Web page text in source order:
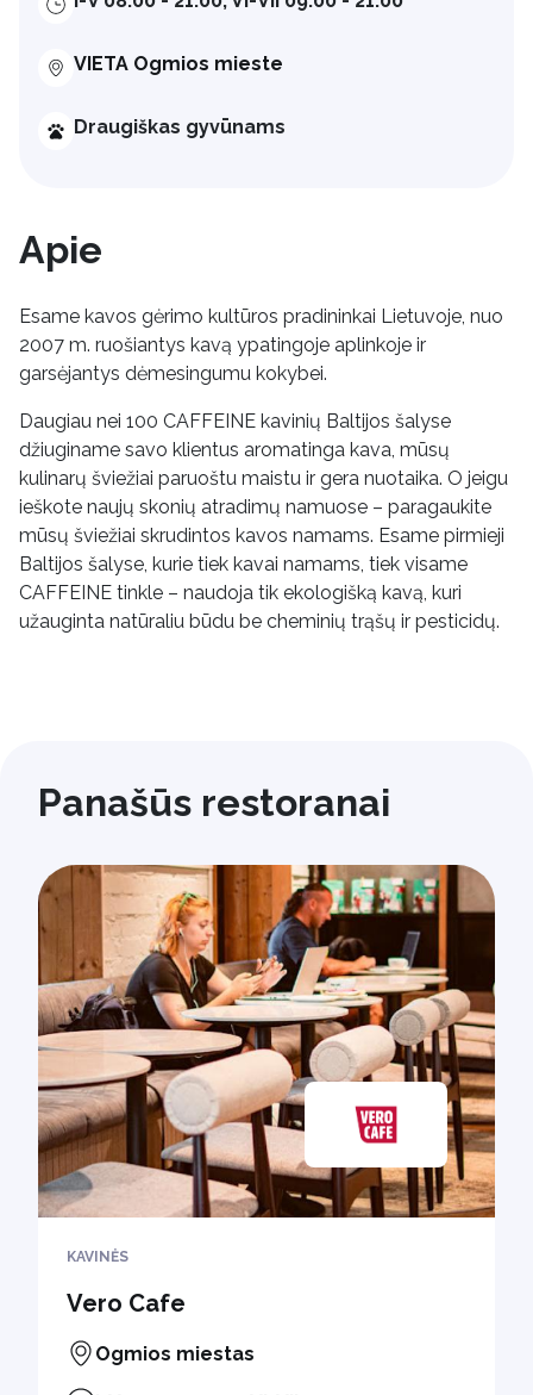
VIETA Ogmios mieste
Draugiškas gyvūnams
Apie
Esame kavos gėrimo kultūros pradininkai Lietuvoje, nuo
2007 m. ruošiantys kavą ypatingoje aplinkoje ir
garsėjantys dėmesingumu kokybei.
Daugiau nei 100 CAFFEINE kavinių Baltijos šalyse
džiuginame savo klientus aromatinga kava, mūsų
kulinarų šviežiai paruoštu maistu ir gera nuotaika. O jeigu
ieškote naujų skonių atradimų namuose – paragaukite
mūsų šviežiai skrudintos kavos namams. Esame pirmieji
Baltijos šalyse, kurie tiek kavai namams, tiek visame
CAFFEINE tinkle – naudoja tik ekologišką kavą, kuri
užauginta natūraliu būdu be cheminių trąšų ir pesticidų.
Panašūs restoranai
KAVINĖS
Vero Cafe
Ogmios miestas